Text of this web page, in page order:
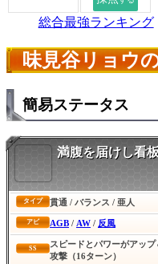
総合最強ランキング
味見谷リョウ
簡易ステータス
満腹を届けし看
タイプ 貫通 / バランス / 亜人
アビ AGB / AW / 反風
SS
スピードとパワーがアッ
攻撃（16ターン）